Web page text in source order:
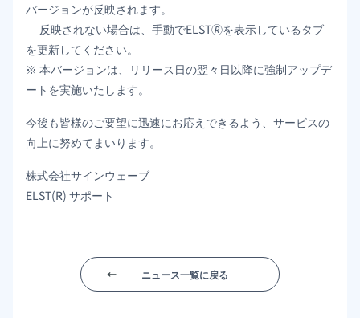
バージョンが反映されます。
反映されない場合は、手動でELST🄬を表示しているタブ
を更新してください。
※ 本バージョンは、リリース日の翌々日以降に強制アップデ
ートを実施いたします。
今後も皆様のご要望に迅速にお応えできるよう、サービスの
向上に努めてまいります。
株式会社サインウェーブ
ELST(R) サポート
ニュース一覧に戻る